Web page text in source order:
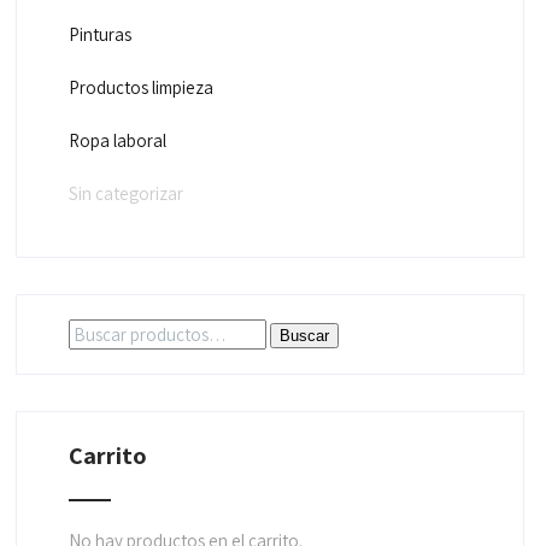
Pinturas
Productos limpieza
Ropa laboral
Sin categorizar
Buscar
por:
Buscar
Carrito
No hay productos en el carrito.